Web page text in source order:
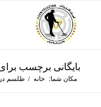
بایگانی برچسب
مکان شما: خانه / طلسم